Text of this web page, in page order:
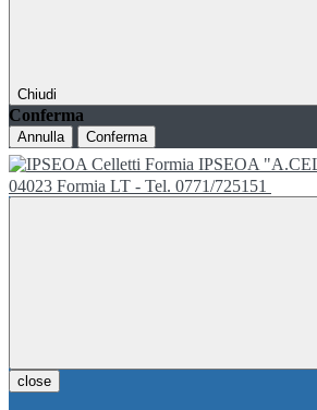
Chiudi
Conferma
Annulla Conferma
IPSEOA
04023 Formia LT - Tel. 0771/725151
close